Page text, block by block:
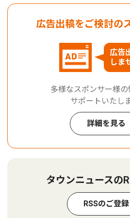
広告出稿をご検討の
広告
しま
多様なスポンサー様の
サポートいたしま
詳細を見る
タウンニュースの
RSSのご登録